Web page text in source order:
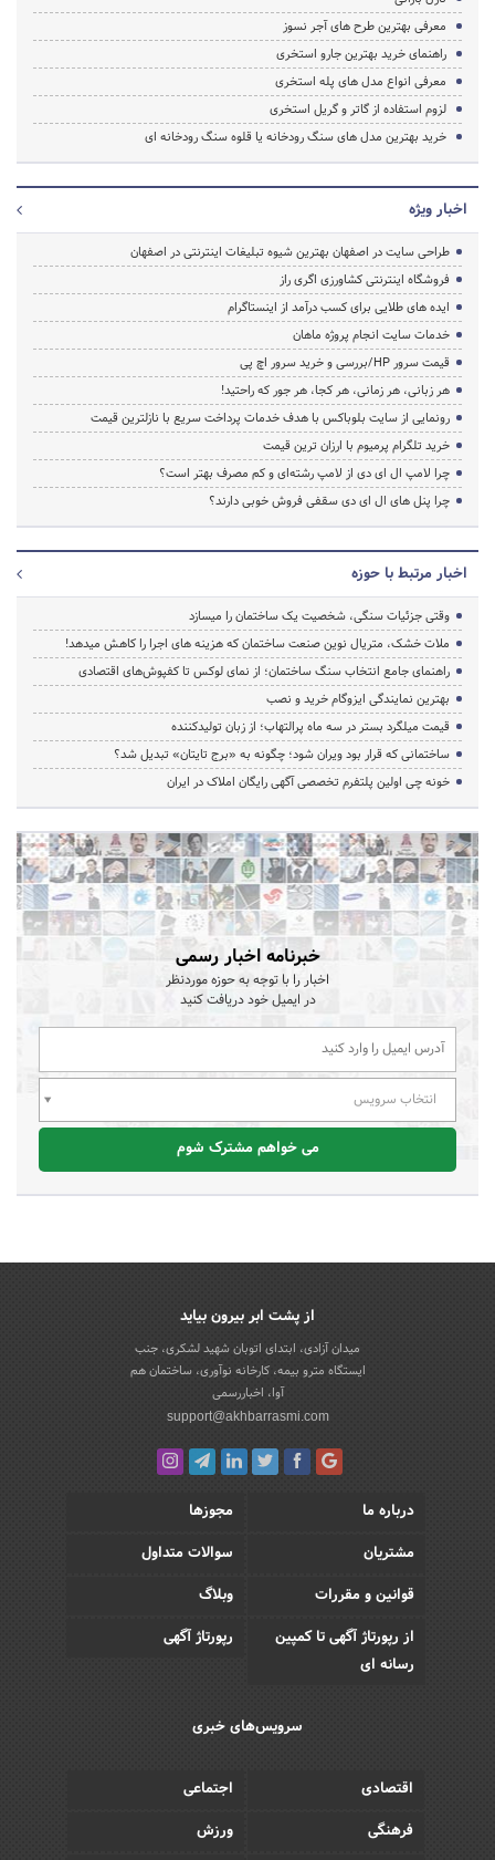
معرفی بهترین طرح های آجر نسوز
راهنمای خرید بهترین جارو استخری
معرفی انواع مدل های پله استخری
لزوم استفاده از گاتر و گریل استخری
خرید بهترین مدل های سنگ رودخانه یا قلوه سنگ رودخانه ای
اخبار ویژه
طراحی سایت در اصفهان بهترین شیوه تبلیغات اینترنتی در اصفهان
فروشگاه اینترنتی کشاورزی اگری راز
ایده های طلایی برای کسب درآمد از اینستاگرام
خدمات سایت انجام پروژه ماهان
قیمت سرور HP/بررسی و خرید سرور اچ پی
هر زبانی، هر زمانی، هر کجا، هر جور که راحتید!
رونمایی از سایت بلوباکس با هدف خدمات پرداخت سریع با نازلترین قیمت
خرید تلگرام پرمیوم با ارزان ترین قیمت
چرا لامپ ال ای دی از لامپ رشته‌ای و کم مصرف بهتر است؟
چرا پنل های ال ای دی سقفی فروش خوبی دارند؟
اخبار مرتبط با حوزه
وقتی جزئیات سنگی، شخصیت یک ساختمان را میسازد
ملات خشک، متریال نوین صنعت ساختمان که هزینه‌ های اجرا را کاهش میدهد!
راهنمای جامع انتخاب سنگ ساختمان؛ از نمای لوکس تا کفپوش‌های اقتصادی
بهترین نمایندگی ایزوگام خرید و نصب
قیمت میلگرد بستر در سه ماه پرالتهاب؛ از زبان تولیدکننده
ساختمانی که قرار بود ویران شود؛ چگونه به «برج تایتان» تبدیل شد؟
خونه چی اولین پلتفرم تخصصی آگهی رایگان املاک در ایران
خبرنامه اخبار رسمی
اخبار را با توجه به حوزه موردنظر
در ایمیل خود دریافت کنید
انتخاب سرویس
می خواهم مشترک شوم
از پشت ابر بیرون بیاید
میدان آزادی، ابتدای اتوبان شهید لشکری، جنب
ایستگاه مترو بیمه، کارخانه نوآوری، ساختمان هم
آوا، اخباررسمی
support@akhbarrasmi.com
درباره ما
مجوزها
مشتریان
سوالات متداول
قوانین و مقررات
وبلاگ
از رپورتاژ آگهی تا کمپین
رسانه ای
رپورتاژ آگهی
سرویس‌های خبری
اقتصادی
اجتماعی
فرهنگی
ورزش